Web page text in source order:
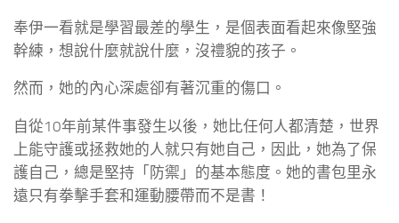
奉伊一看就是學習最差的學生，是個表面看起來像堅強
幹練，想說什麼就說什麼，沒禮貌的孩子。
然而，她的內心深處卻有著沉重的傷口。
自從10年前某件事發生以後，她比任何人都清楚，世界
上能守護或拯救她的人就只有她自己，因此，她為了保
護自己，總是堅持「防禦」的基本態度。她的書包里永
遠只有拳擊手套和運動腰帶而不是書！